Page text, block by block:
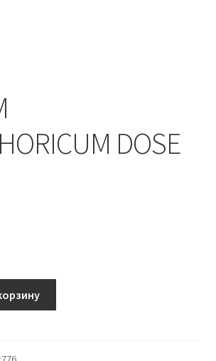
DOSE